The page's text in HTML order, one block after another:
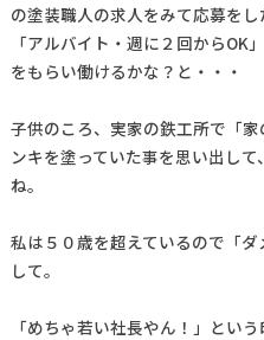
の塗装職人の求人をみて応募をし
「アルバイト・週に２回からOK
をもらい働けるかな？と・・・
子供のころ、実家の鉄工所で「
ンキを塗っていた事を思い出し
ね。
私は５０歳を超えているので「
して。
「めちゃ若い社長やん！」という